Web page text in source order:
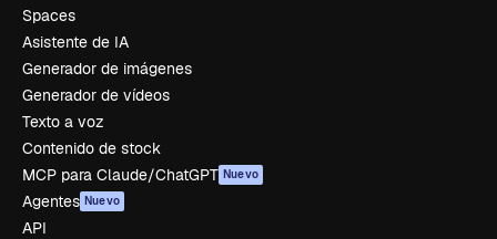
Spaces
Asistente de IA
Generador de imágenes
Generador de vídeos
Texto a voz
Contenido de stock
MCP para Claude/ChatGPT Nuevo
Agentes Nuevo
API